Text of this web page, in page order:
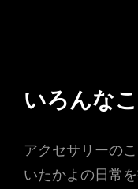
いろんな
アクセサリーの
いたかよの日常